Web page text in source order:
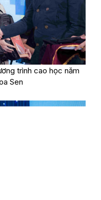
trình cao học năm
Sen